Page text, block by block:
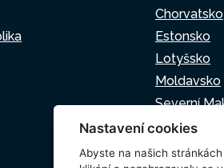
Chorvatsko
Estonsko
Lotyšsko
Moldavsko
Severní
Srbsko
Slovinsko
Nastavení cookies
Abyste na našich